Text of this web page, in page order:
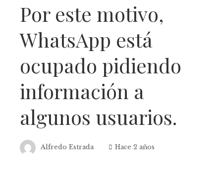
Por este motivo,
WhatsApp está
ocupado pidiendo
información a
algunos usuarios.
Alfredo Estrada Hace 2 años